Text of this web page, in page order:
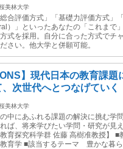
美林大学
総合評価方式」「基礎力評価方式」
）」といったあなたの「これまで
式を採用。自分に合った方式でチ
ださい。他大学と併願可能。
】現代日本の教育課題
次世代へとつなげていく
美林大学
中にあふれる課題の解決に挑む学
ば、将来学びたい学問・研究が見
教育探究科学群 佐藤 高樹准教授】 ■
教育学 ■該当するテーマ 豊かな暮ら